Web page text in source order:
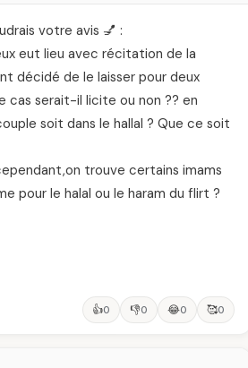
votre avis 💅 :
eut lieu avec récitation de la
décidé de le laisser pour deux
cas serait-il licite ou non ?? en
soit dans le hallal ? Que ce soit
trouve certains imams
pour le halal ou le haram du flirt ?
👍0 👎0 😂0 🥰0